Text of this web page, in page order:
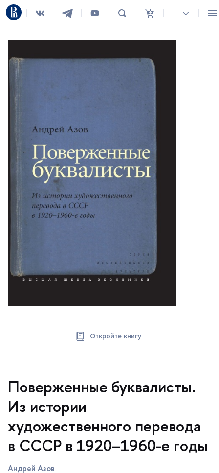
Откройте книгу
Поверженные буквалисты.
Из истории
художественного перевода
СССР в 1920–1960-е годы
Андрей Азо